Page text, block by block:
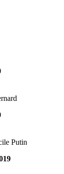
Putin